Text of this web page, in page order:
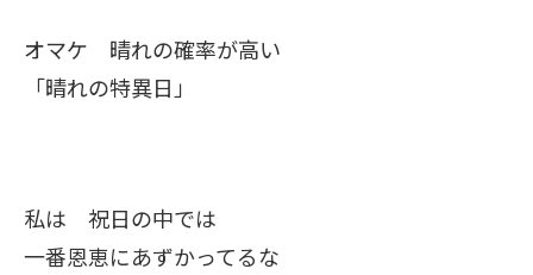
オマケ 晴れの確率が高い
「晴れの特異日」
私は 祝日の中では
一番恩恵にあずかってるな